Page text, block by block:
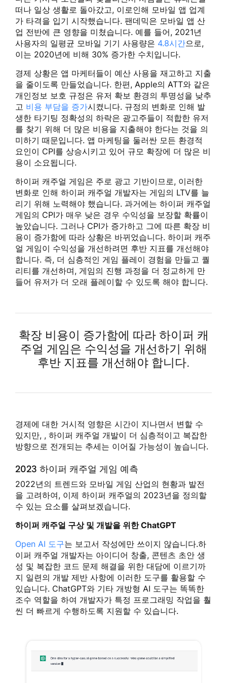
떠나 일상 생활로 돌아갔고, 이로인해 모바일 앱 업계
가 타격을 입기 시작했습니다. 팬데믹은 모바일 앱 산
업 전반에 큰 영향을 미쳤습니다. 예를 들어, 2021년
사용자의 일평균 모바일 기기 사용량은 4.8시간으로,
이는 2020년에 비해 30% 증가한 수치입니다.
경제 상황은 앱 마케터들이 예산 사용을 재고하고 지출
을 줄이도록 만들었습니다. 한편, Apple의 ATT와 같은
개인정보 보호 규정은 유저 확보 환경의 투명성을 낮추
고 비용 부담을 증가시켰니다. 규정의 변화로 인해 발
생한 타기팅 정확성의 하락은 광고주들이 적합한 유저
를 찾기 위해 더 많은 비용을 지출해야 한다는 것을 의
미하기 때문입니다. 앱 마케팅을 둘러싼 모든 환경적
요인이 CPI를 상승시키고 있어 규모 확장에 더 많은 비
용이 소요됩니다.
하이퍼 캐주얼 게임은 주로 광고 기반이므로, 이러한
변화로 인해 하이퍼 캐주얼 개발자는 게임의 LTV를 늘
리기 위해 노력해야 했습니다. 과거에는 하이퍼 캐주얼
게임의 CPI가 매우 낮은 경우 수익성을 보장할 확률이
높았습니다. 그러나 CPI가 증가하고 그에 따른 확장 비
용이 증가함에 따라 상황은 바뀌었습니다. 하이퍼 캐주
얼 게임이 수익성을 개선하려면 후반 지표를 개선해야
합니다. 즉, 더 심층적인 게임 플레이 경험을 만들고 퀄
리티를 개선하며, 게임의 진행 과정을 더 정교하게 만
들어 유저가 더 오래 플레이할 수 있도록 해야 합니다.
확장 비용이 증가함에 따라 하이퍼 캐
주얼 게임은 수익성을 개선하기 위해
후반 지표를 개선해야 합니다.
경제에 대한 거시적 영향은 시간이 지나면서 변할 수
있지만, , 하이퍼 캐주얼 개발이 더 심층적이고 복잡한
방향으로 전개되는 추세는 이어질 가능성이 높습니다.
2023 하이퍼 캐주얼 게임 예측
2022년의 트렌드와 모바일 게임 산업의 현황과 발전
을 고려하여, 이제 하이퍼 캐주얼의 2023년을 정의할
수 있는 요소를 살펴보겠습니다.
하이퍼 캐주얼 구상 및 개발을 위한 ChatGPT
Open AI 도구는 보고서 작성에만 쓰이지 않습니다.하
이퍼 캐주얼 개발자는 아이디어 창출, 콘텐츠 초안 생
성 및 복잡한 코드 문제 해결을 위한 대담에 이르기까
지 일련의 개발 제반 사항에 이러한 도구를 활용할 수
있습니다. ChatGPT와 기타 개방형 AI 도구는 똑똑한
조수 역할을 하여 개발자가 특정 프로그래밍 작업을 훨
씬 더 빠르게 수행하도록 지원할 수 있습니다.